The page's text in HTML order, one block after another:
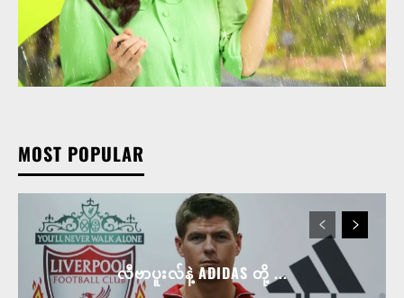
MOST POPULAR
လီဗာပူးလ်နဲ့ ADIDAS တို့ ...